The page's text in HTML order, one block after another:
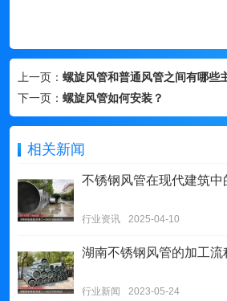
上一页： 螺旋风管和普通风管之间有哪些
下一页： 螺旋风管如何安装？
相关新闻
不锈钢风管在现代建筑中
行业资讯 2025-04-10
湖南不锈钢风管的加工流
行业新闻 2023-05-24